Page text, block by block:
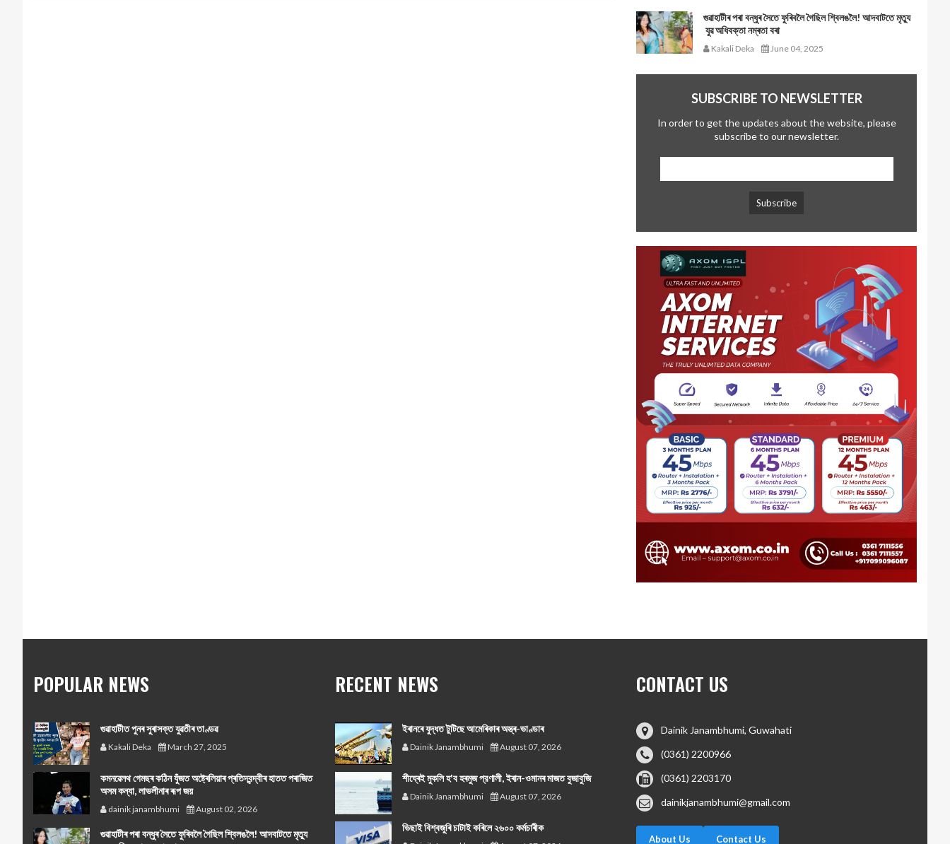
গুৱাহাটীৰ পৰা বন্ধুৰ সৈতে ফুৰিবলৈ গৈছিল শ্বিলঙলৈ! আদবাটতে মৃত্যু
যুৱ অধিবক্তা নম্ৰতা বৰা
Kakali Deka June 04, 2025
SUBSCRIBE TO NEWSLETTER
In order to get the updates about the website, please
subscribe to our newsletter.
POPULAR NEWS
গুৱাহাটীত পুনৰ সুৰাসক্ত যুৱতীৰ তাণ্ডৱ
Kakali Deka March 27, 2025
কমনৱেলথ গেমছৰ কঠিন যুঁজত অষ্ট্ৰেলিয়াৰ প্ৰতিদ্বন্দ্বীৰ হাতত পৰাজিত
অসম কন্যা, লাভলীনাৰ ৰূপ জয়
dainik janambhumi August 02, 2026
গুৱাহাটীৰ পৰা বন্ধুৰ সৈতে ফুৰিবলৈ গৈছিল শ্বিলঙলৈ! আদবাটতে মৃত্যু
RECENT NEWS
ইৰানৰে যুদ্ধত টুটিছে আমেৰিকাৰ অস্ত্ৰ-ভাণ্ডাৰ
Dainik Janambhumi August 07, 2026
শীঘ্ৰেই মুকলি হ'ব হৰমুজ প্রণালী, ইৰান-ওমানৰ মাজত বুজাবুজি
Dainik Janambhumi August 07, 2026
ভিছাই বিশ্বজুৰি চাটাই কৰিলে ২৬০০ কৰ্মচাৰীক
CONTACT US
Dainik Janambhumi, Guwahati
(0361) 2200966
(0361) 2203170
dainikjanambhumi@gmail.com
About Us Contact Us